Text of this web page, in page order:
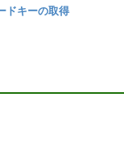
ドキーの取得